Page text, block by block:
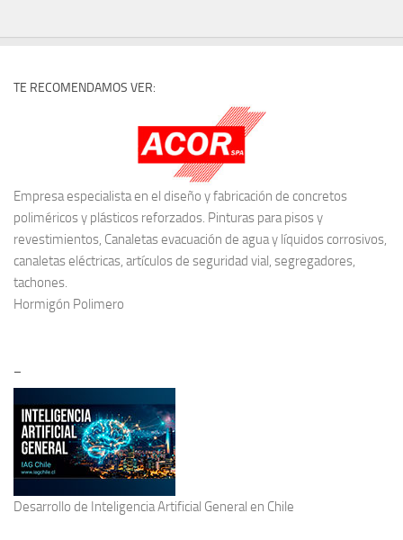
TE RECOMENDAMOS VER:
Empresa especialista en el diseño y fabricación de concretos
poliméricos y plásticos reforzados. Pinturas para pisos y
revestimientos, Canaletas evacuación de agua y líquidos corrosivos,
canaletas eléctricas, artículos de seguridad vial, segregadores,
tachones.
Hormigón Polimero
–
Desarrollo de Inteligencia Artificial General en Chile